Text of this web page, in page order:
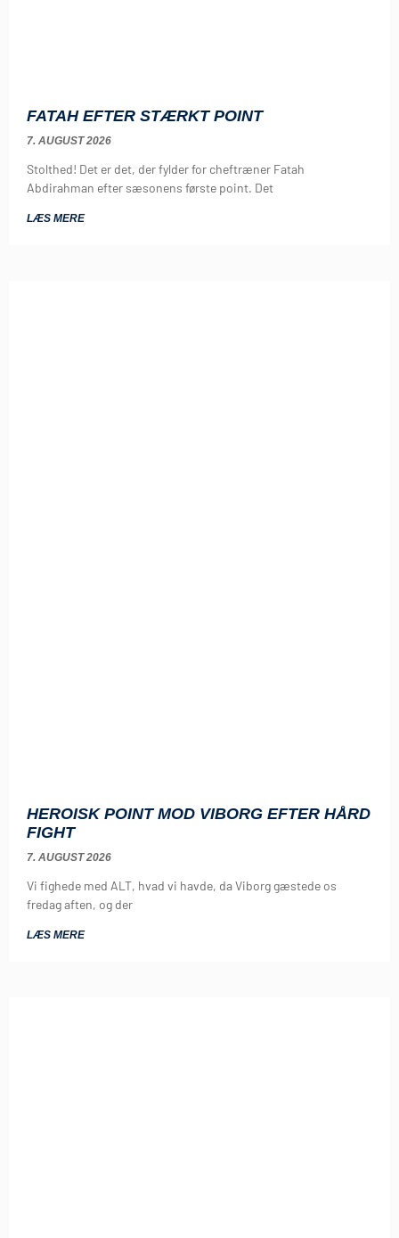
FATAH EFTER STÆRKT POINT
7. AUGUST 2026
Stolthed! Det er det, der fylder for cheftræner Fatah
Abdirahman efter sæsonens første point. Det
LÆS MERE
HEROISK POINT MOD VIBORG EFTER HÅRD
FIGHT
7. AUGUST 2026
Vi fighede med ALT, hvad vi havde, da Viborg gæstede os
fredag aften, og der
LÆS MERE